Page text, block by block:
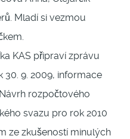
Mladí si vezmou
KAS připraví zprávu
30. 9. 2009, informace
rozpočtového
svazu pro rok 2010
ze zkušeností minulých